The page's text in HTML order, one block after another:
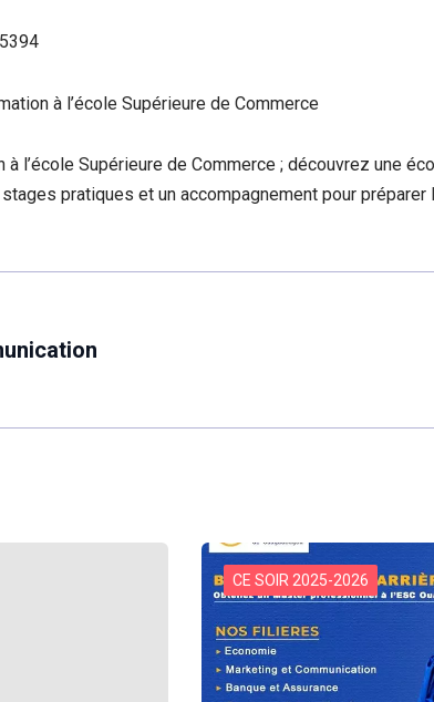
à l’école Supérieure de Commerce
l’école Supérieure de Commerce ; découvrez une
pratiques et un accompagnement pour préparer
CE SOIR 2025-2026